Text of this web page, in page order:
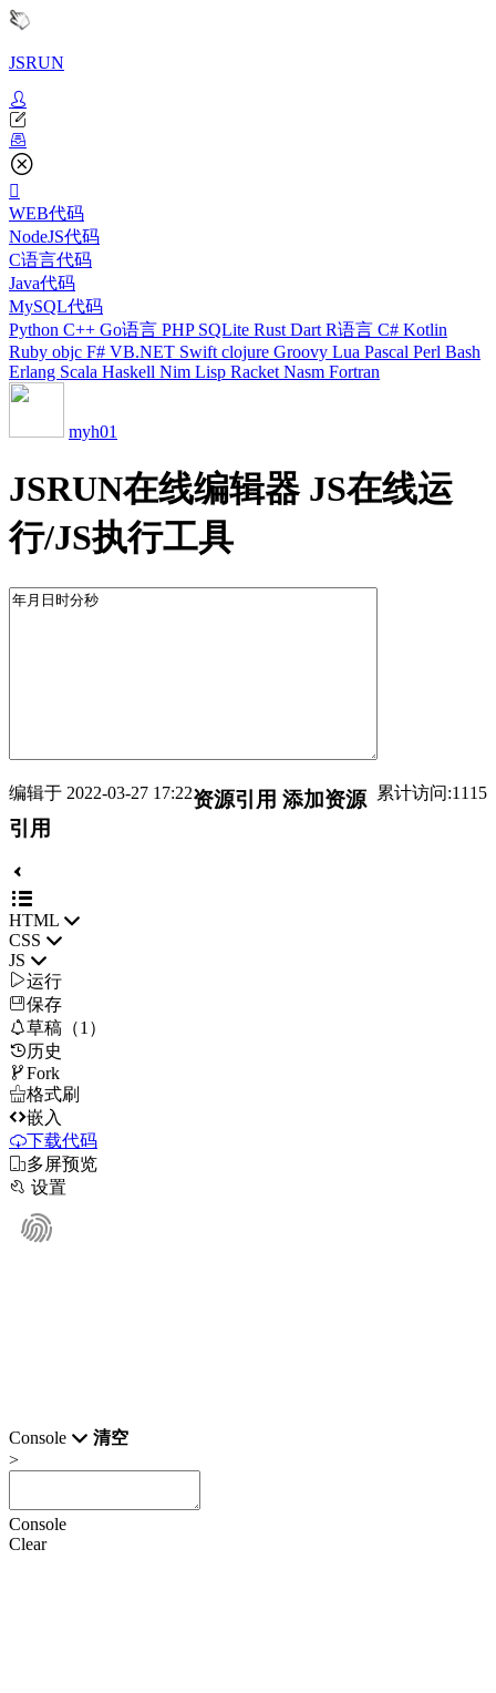
JSRUN
WEB代码
NodeJS代码
C语言代码
Java代码
MySQL代码
Python C++ Go语言 PHP SQLite Rust Dart R语言 C# Kotlin
Ruby objc F# VB.NET Swift clojure Groovy Lua Pascal Perl Bash
Erlang Scala Haskell Nim Lisp Racket Nasm Fortran
myh01
JSRUN在线编辑器 JS在线运
行/JS执行工具
编辑于 2022-03-27 17:22 累计访问:1115
资源引用 添加资源
引用
HTML
CSS
JS
运行
保存
草稿（1）
历史
Fork
格式刷
嵌入
下载代码
多屏预览
 设置
Console
清空
>
Console
Clear